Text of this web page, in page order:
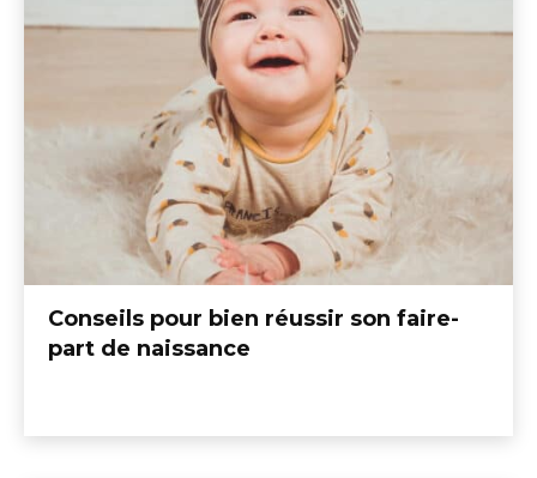
Conseils pour bien réussir son faire-
part de naissance